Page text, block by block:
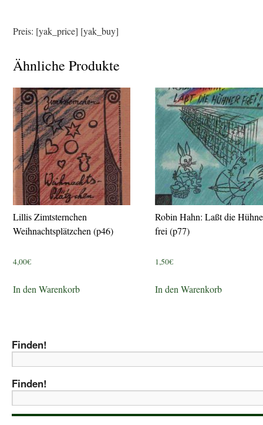
Preis: [yak_price] [yak_buy]
Ähnliche Produkte
Lillis Zimtsternchen
Weihnachtsplätzchen (p46)
4,00€
In den Warenkorb
Robin Hahn: Laßt die
frei (p77)
1,50€
In den Warenkorb
Finden!
Finden!